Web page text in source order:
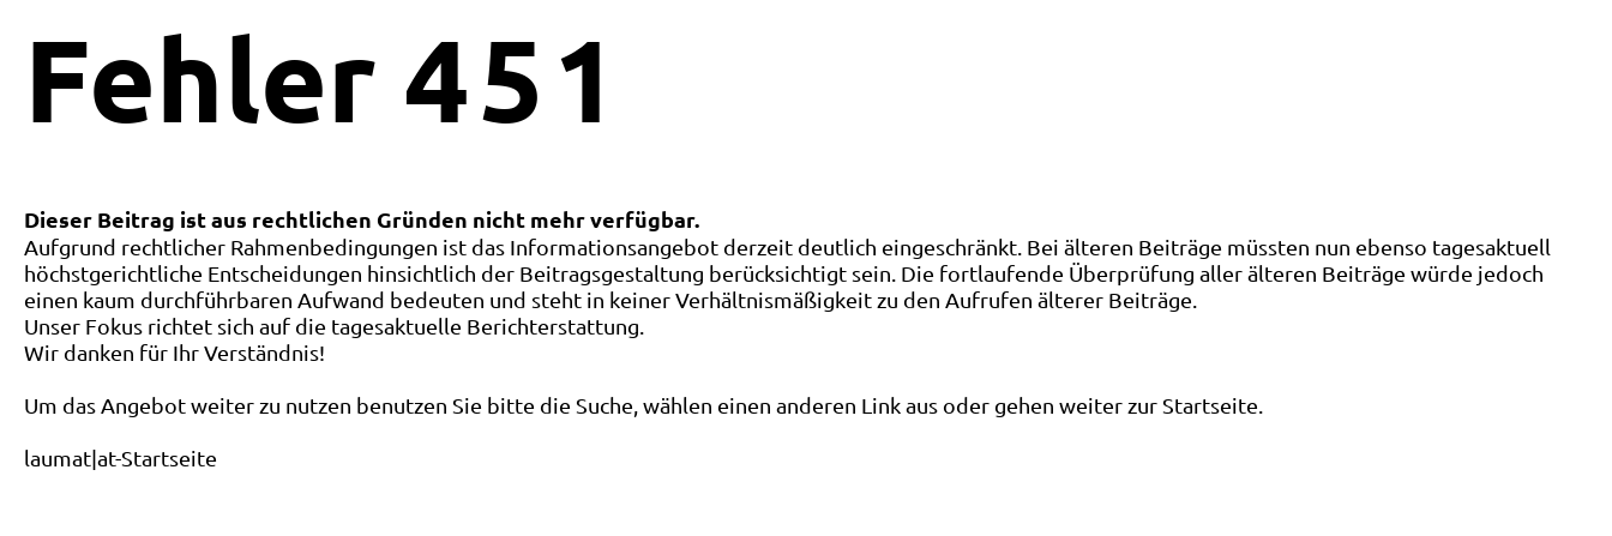
Fehler 4 5 1
Dieser Beitrag ist aus rechtlichen Gründen nicht mehr verfügbar.
Aufgrund rechtlicher Rahmenbedingungen ist das Informationsangebot derzeit deutlich eingeschränkt. Bei älteren Beiträge müssten nun ebenso tagesaktuell
höchstgerichtliche Entscheidungen hinsichtlich der Beitragsgestaltung berücksichtigt sein. Die fortlaufende Überprüfung aller älteren Beiträge würde jedoch
einen kaum durchführbaren Aufwand bedeuten und steht in keiner Verhältnismäßigkeit zu den Aufrufen älterer Beiträge.
Unser Fokus richtet sich auf die tagesaktuelle Berichterstattung.
Wir danken für Ihr Verständnis!
Um das Angebot weiter zu nutzen benutzen Sie bitte die Suche, wählen einen anderen Link aus oder gehen weiter zur Startseite.
laumat|at-Startseite